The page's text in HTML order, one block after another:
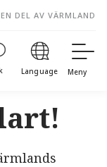
EN DEL AV VÄRMLAND
Language Meny